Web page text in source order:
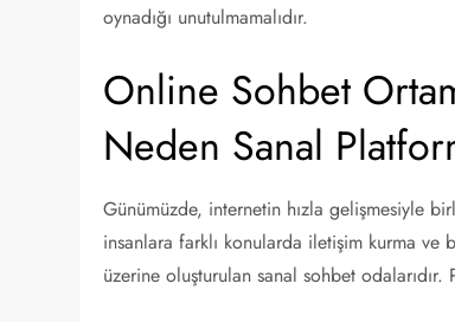
oynadığı unutulmamalıdır.
Online Sohbet
Neden Sanal
Günümüzde, internetin hızla gelişmesiyle
insanlara farklı konularda iletişim kurma ve
üzerine oluşturulan sanal sohbet